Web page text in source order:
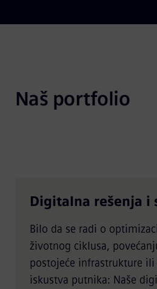
Naš portfolio
Digitalna rešenja i
Bilo da se radi o
životnog ciklusa,
postojeće infrastrukture
iskustva putnika: Naše